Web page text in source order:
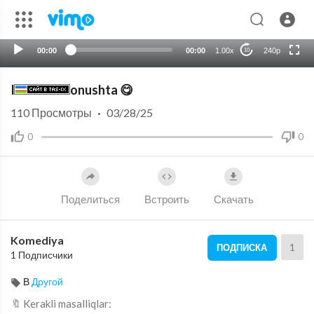
00:00 00:00 1.00x 10 240p
auto
Ishtahali nonushta 😋
0 0
110 Просмотры · 03/28/25
Поделиться Встроить Скачать
Komediya
1 Подписчики
ПОДПИСКА 1
В Другой
🔖 Kerakli masalliqlar: